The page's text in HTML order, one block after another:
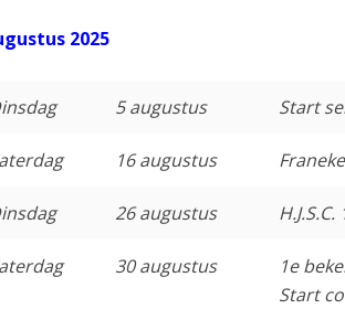
2025
5 augustus Start
16 augustus
26 augustus
30 augustus
1e
Start